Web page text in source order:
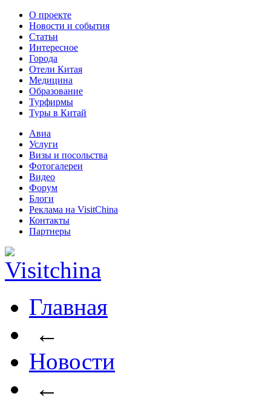
О проекте
Новости и события
Статьи
Интересное
Города
Отели Китая
Медицина
Образование
Турфирмы
Туры в Китай
Авиа
Услуги
Визы и посольства
Фотогалереи
Видео
Форум
Блоги
Реклама на VisitChina
Контакты
Партнеры
Главная
←
Новости
←